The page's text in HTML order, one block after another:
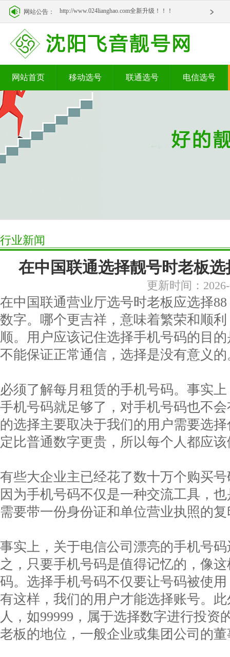
网站公告： http://www.024lianghao.com全新升级！！！
网站首页 移动选号 联通选号 电信选号
行业新闻
在中国联通选择靓号时老板
更新时间：
在中国联通营业厅选号时老板应选择88
数字。哪个更吉祥，意味着繁荣和顺
顺。用户应该记住选择手机号码的目
不能保证正常通信，选择是没有意义的
必须了解每月租赁的手机号码。事实
手机号码就足够了，对手机号码也不
的选择主要取决于我们的用户需要选
定比普通数字更贵，所以每个人都应
有些大企业主已经花了数十万个购买
因为手机号码不仅是一种交流工具，
需要带一份身份证和单位营业执照的
事实上，关于电信公司漂亮的手机号
之，只要手机号码是值得记忆的，像
码。选择手机号码不仅要让号码被使
有这样，我们的用户才能选择账号。
人，如99999，属于选择数字进行投资
老板的地位，一般企业或集团公司的